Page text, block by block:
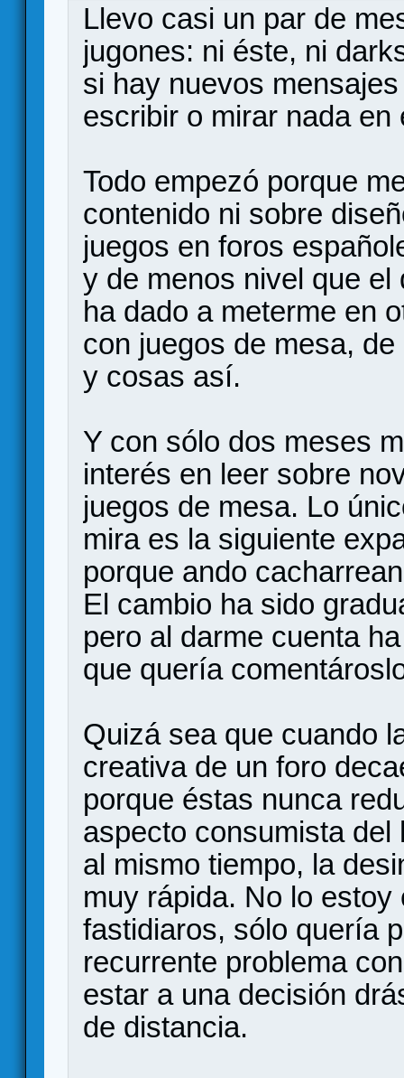
Llevo casi un par de
jugones: ni éste, ni
si hay nuevos
escribir o mirar nada en
Todo empezó porque
contenido ni sobre
juegos en foros
y de menos nivel que
ha dado a meterme en
con juegos de mesa,
y cosas así.
Y con sólo dos meses
interés en leer sobre
juegos de mesa. Lo
mira es la siguiente
porque ando
El cambio ha sido
pero al darme cuenta
que quería
Quizá sea que cuando
creativa de un foro
porque éstas nunca
aspecto consumista
al mismo tiempo, la
muy rápida. No lo
fastidiaros, sólo quería
recurrente problema
estar a una decisión
de distancia.